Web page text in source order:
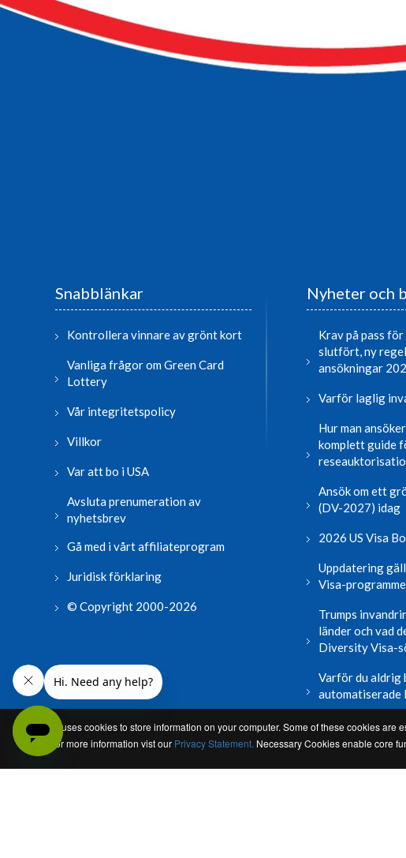
Snabblänkar
Kontrollera vinnare av grönt kort
Vanliga frågor om Green Card
Lottery
Vår integritetspolicy
Villkor
Var att bo i USA
Avsluta prenumeration av
nyhetsbrev
Gå med i vårt affiliateprogram
Juridisk förklaring
© Copyright 2000-2026
Nyheter och
Krav på pass
slutfört, ny
ansökningar
Varför laglig
Hur man ansöker
komplett guide
Ansök om ett
(DV-2027) idag
2026 US Visa
Uppdatering
Visa-
Trumps
länder och vad
Diversity Visa-
Varför du aldrig
Läs mer nyheter
This site uses cookies to store information on your computer. Some of these cookies
used. For more information vist our Privacy Statement. Necessary Cookies enable core